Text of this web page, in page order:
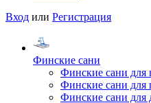
Вход или Регистрация
Финские сани
Финские сани для
Финские сани для
Финские сани для